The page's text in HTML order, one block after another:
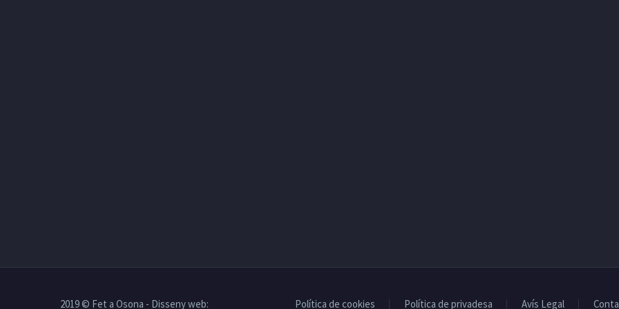
Política de cookies Política de privadesa Avís Legal
2019 © Fet a Osona - Disseny web: